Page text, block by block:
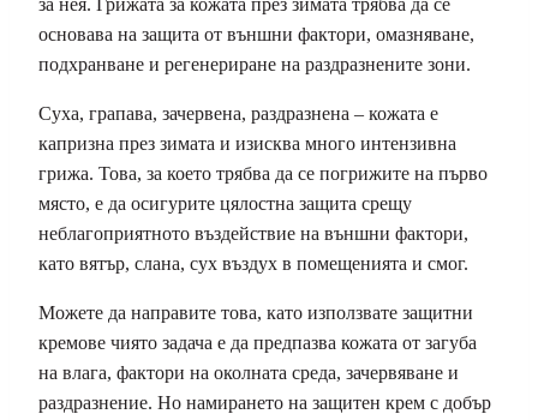
основава на защита от външни фактори, омазняване,
подхранване и регенериране на раздразнените зони.
Суха, грапава, зачервена, раздразнена – кожата е
капризна през зимата и изисква много интензивна
грижа. Това, за което трябва да се погрижите на първо
място, е да осигурите цялостна защита срещу
неблагоприятното въздействие на външни фактори,
като вятър, слана, сух въздух в помещенията и смог.
Можете да направите това, като използвате защитни
кремове чиято задача е да предпазва кожата от загуба
на влага, фактори на околната среда, зачервяване и
раздразнение. Но намирането на защитен крем с добър